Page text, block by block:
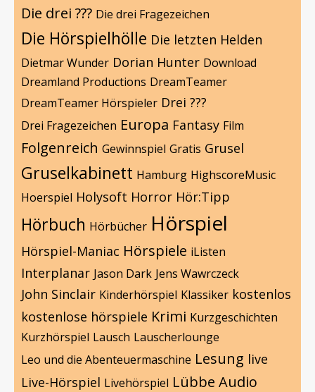
Die drei ??? Die drei Fragezeichen
Die Hörspielhölle Die letzten Helden
Dietmar Wunder Dorian Hunter Download
Dreamland Productions DreamTeamer
DreamTeamer Hörspieler Drei ???
Drei Fragezeichen Europa Fantasy Film
Folgenreich Gewinnspiel Gratis Grusel
Gruselkabinett Hamburg HighscoreMusic
Hoerspiel Holysoft Horror Hör:Tipp
Hörbuch Hörbücher Hörspiel
Hörspiel-Maniac Hörspiele iListen
Interplanar Jason Dark Jens Wawrczeck
John Sinclair Kinderhörspiel Klassiker kostenlos
kostenlose hörspiele Krimi Kurzgeschichten
Kurzhörspiel Lausch Lauscherlounge
Leo und die Abenteuermaschine Lesung live
Live-Hörspiel Livehörspiel Lübbe Audio